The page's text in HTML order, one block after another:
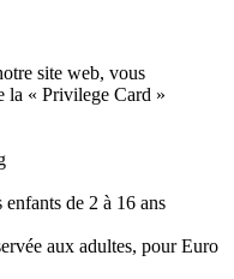
site web, vous
la « Privilege Card »
de 2 à 16 ans
aux adultes, pour Euro